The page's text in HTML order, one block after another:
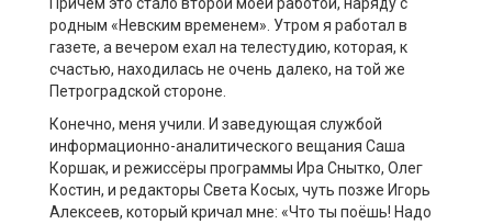
Причём это стало второй моей работой, наряду с
родным «Невским временем». Утром я работал в
газете, а вечером ехал на телестудию, которая, к
счастью, находилась не очень далеко, на той же
Петроградской стороне.
Конечно, меня учили. И заведующая службой
информационно-аналитического вещания Саша
Коршак, и режиссёры программы Ира Снытко, Олег
Костин, и редакторы Света Косых, чуть позже Игорь
Алексеев, который кричал мне: «Что ты поёшь! Надо